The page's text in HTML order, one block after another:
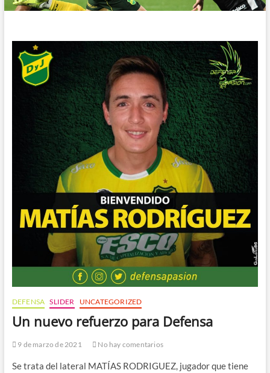
DEFENSA SLIDER UNCATEGORIZED
Un nuevo refuerzo para Defensa
9 de marzo de 2021 No hay comentarios
Se trata del lateral MATÍAS RODRIGUEZ, jugador que tiene